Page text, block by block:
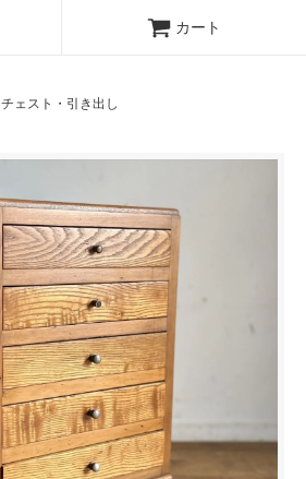
カート
チェスト・引き出し